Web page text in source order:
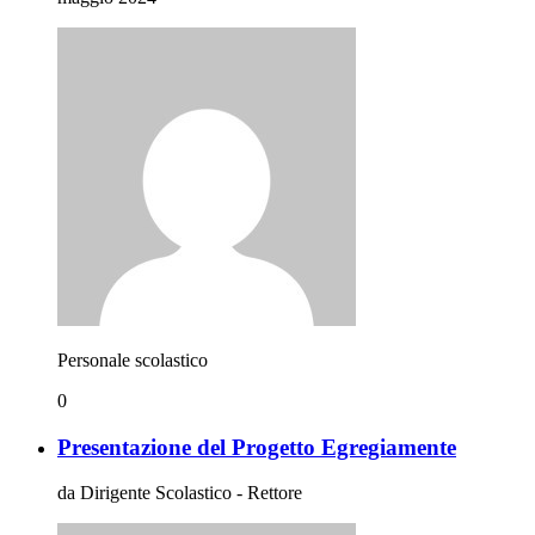
Personale scolastico
0
Presentazione del Progetto Egregiamente
da Dirigente Scolastico - Rettore